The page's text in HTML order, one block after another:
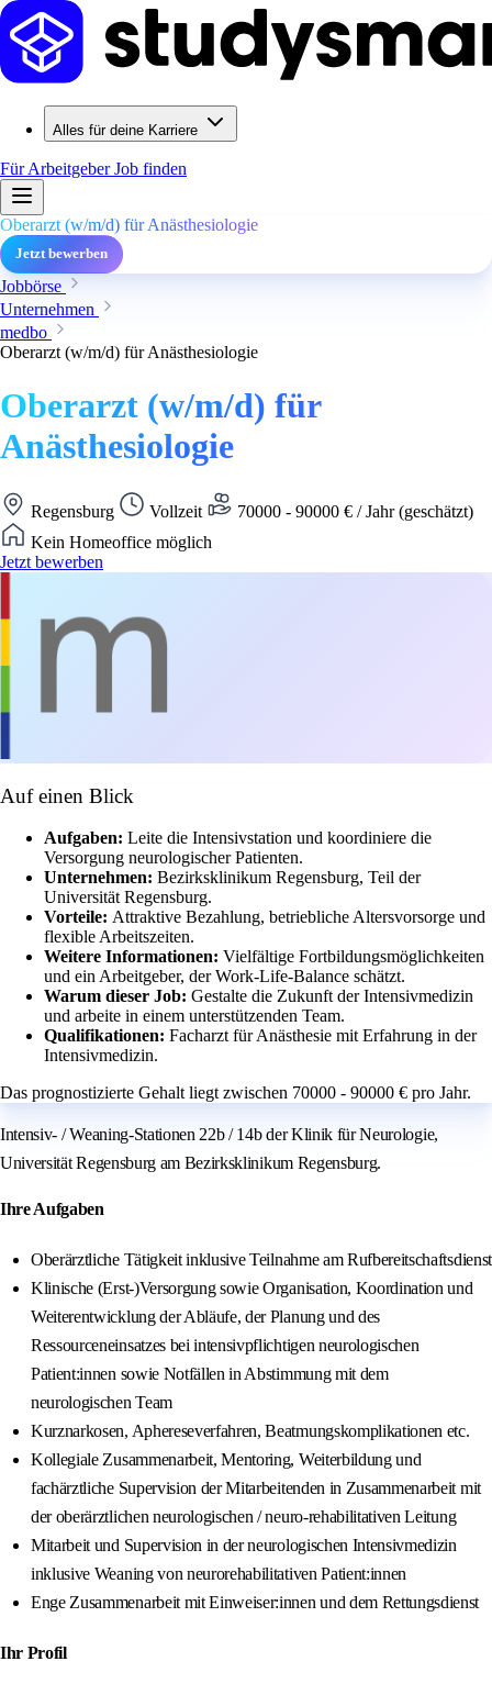
Alles für deine Karriere
Für ArbeitgeberJob finden
Oberarzt (w/m/d) für Anästhesiologie
Jetzt bewerben
Jobbörse
Unternehmen
medbo
Oberarzt (w/m/d) für Anästhesiologie
Oberarzt (w/m/d) für
Anästhesiologie
Regensburg Vollzeit
70000 - 90000 € / Jahr (geschätzt)
Kein Homeoffice möglich
Jetzt bewerben
Auf einen Blick
Aufgaben: Leite die Intensivstation und koordiniere die
Versorgung neurologischer Patienten.
Unternehmen: Bezirksklinikum Regensburg, Teil der
Universität Regensburg.
Vorteile: Attraktive Bezahlung, betriebliche Altersvorsorge und
flexible Arbeitszeiten.
Weitere Informationen: Vielfältige Fortbildungsmöglichkeiten
und ein Arbeitgeber, der Work-Life-Balance schätzt.
Warum dieser Job: Gestalte die Zukunft der Intensivmedizin
und arbeite in einem unterstützenden Team.
Qualifikationen: Facharzt für Anästhesie mit Erfahrung in der
Intensivmedizin.
Das prognostizierte Gehalt liegt zwischen 70000 - 90000 € pro Jahr.
Intensiv- / Weaning‑Stationen 22b / 14b der Klinik für Neurologie,
Universität Regensburg am Bezirksklinikum Regensburg.
Ihre Aufgaben
Oberärztliche Tätigkeit inklusive Teilnahme am Rufbereitschaftsdienst
Klinische (Erst‑)Versorgung sowie Organisation, Koordination und
Weiterentwicklung der Abläufe, der Planung und des
Ressourceneinsatzes bei intensivpflichtigen neurologischen
Patient:innen sowie Notfällen in Abstimmung mit dem
neurologischen Team
Kurznarkosen, Aphereseverfahren, Beatmungskomplikationen etc.
Kollegiale Zusammenarbeit, Mentoring, Weiterbildung und
fachärztliche Supervision der Mitarbeitenden in Zusammenarbeit mit
der oberärztlichen neurologischen / neuro‑rehabilitativen Leitung
Mitarbeit und Supervision in der neurologischen Intensivmedizin
inklusive Weaning von neurorehabilitativen Patient:innen
Enge Zusammenarbeit mit Einweiser:innen und dem Rettungsdienst
Ihr Profil